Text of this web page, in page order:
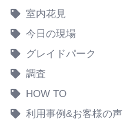
室内花見
今日の現場
グレイドパーク
調査
HOW TO
利用事例&お客様の声